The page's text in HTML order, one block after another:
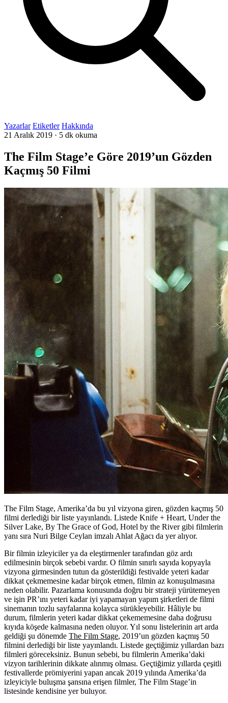
Yazarlar Etiketler Hakkında
21 Aralık 2019 · 5 dk okuma
The Film Stage’e Göre 2019’un Gözden
Kaçmış 50 Filmi
The Film Stage, Amerika’da bu yıl vizyona giren, gözden kaçmış 50
filmi derlediği bir liste yayınlandı. Listede Knife + Heart, Under the
Silver Lake, By The Grace of God, Hotel by the River gibi filmlerin
yanı sıra Nuri Bilge Ceylan imzalı Ahlat Ağacı da yer alıyor.
Bir filmin izleyiciler ya da eleştirmenler tarafından göz ardı
edilmesinin birçok sebebi vardır. O filmin sınırlı sayıda kopyayla
vizyona girmesinden tutun da gösterildiği festivalde yeteri kadar
dikkat çekmemesine kadar birçok etmen, filmin az konuşulmasına
neden olabilir. Pazarlama konusunda doğru bir strateji yürütemeyen
ve işin PR’ını yeteri kadar iyi yapamayan yapım şirketleri de filmi
sinemanın tozlu sayfalarına kolayca sürükleyebilir. Hâliyle bu
durum, filmlerin yeteri kadar dikkat çekememesine daha doğrusu
kıyıda köşede kalmasına neden oluyor. Yıl sonu listelerinin art arda
geldiği şu dönemde The Film Stage, 2019’un gözden kaçmış 50
filmini derlediği bir liste yayınlandı. Listede geçtiğimiz yıllardan bazı
filmleri göreceksiniz. Bunun sebebi, bu filmlerin Amerika’daki
vizyon tarihlerinin dikkate alınmış olması. Geçtiğimiz yıllarda çeşitli
festivallerde prömiyerini yapan ancak 2019 yılında Amerika’da
izleyiciyle buluşma şansına erişen filmler, The Film Stage’in
listesinde kendisine yer buluyor.